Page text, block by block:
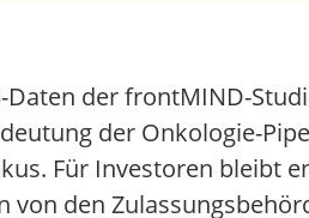
Daten der frontMIND-
der Onkologie-
Für Investoren bleibt
den